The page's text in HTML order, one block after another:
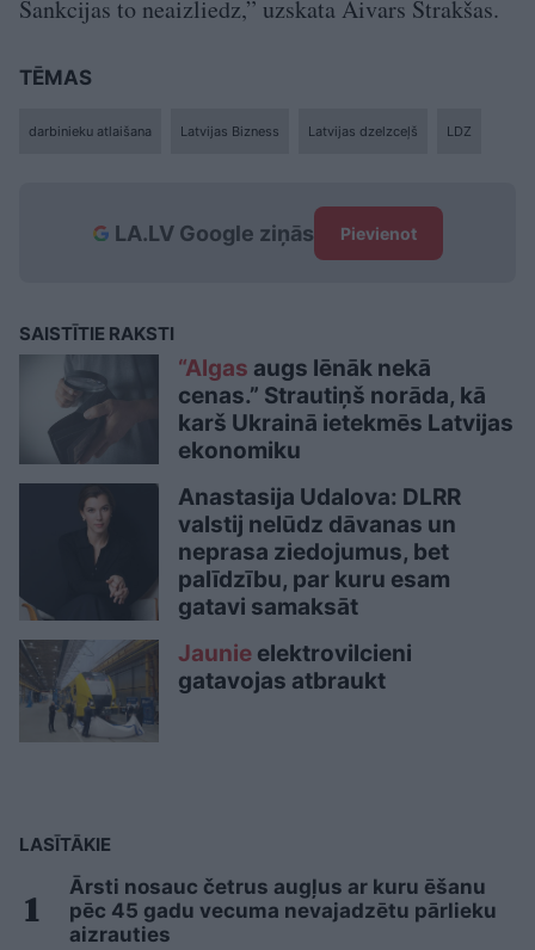
Sankcijas to neaizliedz,” uzskata Aivars Strakšas.
TĒMAS
darbinieku atlaišana Latvijas Bizness Latvijas dzelzceļš LDZ
LA.LV Google ziņās Pievienot
SAISTĪTIE RAKSTI
“Algas augs lēnāk nekā
cenas.” Strautiņš norāda, kā
karš Ukrainā ietekmēs Latvijas
ekonomiku
Anastasija Udalova: DLRR
valstij nelūdz dāvanas un
neprasa ziedojumus, bet
palīdzību, par kuru esam
gatavi samaksāt
Jaunie elektrovilcieni
gatavojas atbraukt
LASĪTĀKIE
Ārsti nosauc četrus augļus ar kuru ēšanu
pēc 45 gadu vecuma nevajadzētu pārlieku
aizrauties